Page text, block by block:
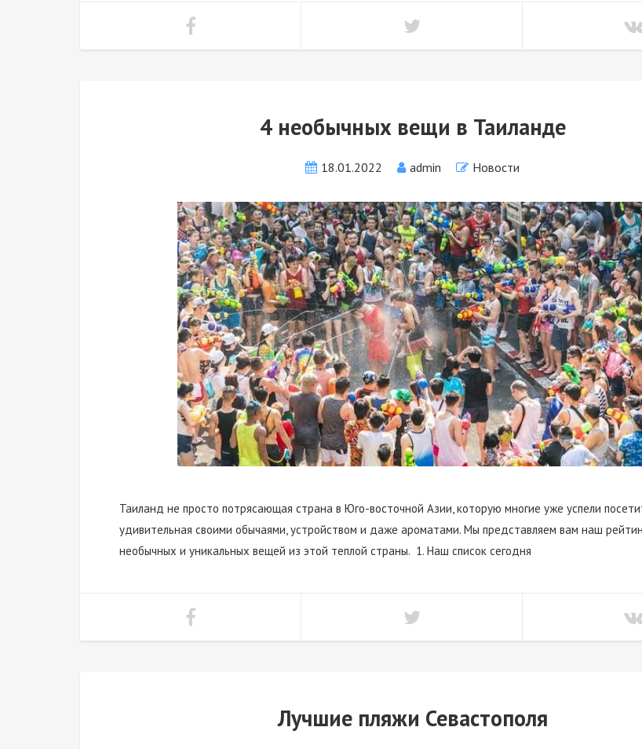
4 необычных вещи в Таиланде
18.01.2022 admin Новости
Таиланд не просто потрясающая страна в Юго-восточной Азии, которую многие уже успели
удивительная своими обычаями, устройством и даже ароматами. Мы представляем вам наш
необычных и уникальных вещей из этой теплой страны. 1. Наш список сегодня
Лучшие пляжи Севастополя